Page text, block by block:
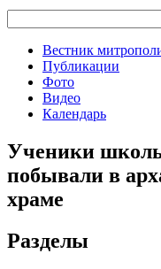
Вестник
Публикации
Фото
Видео
Календарь
Ученики
побывали в
храме
Разделы